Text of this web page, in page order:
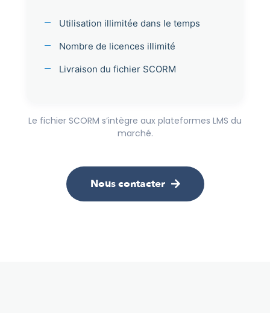
Utilisation illimitée dans le temps
Nombre de licences illimité
Livraison du fichier SCORM
Le fichier SCORM s’intègre aux plateformes LMS du
marché.
Nous contacter